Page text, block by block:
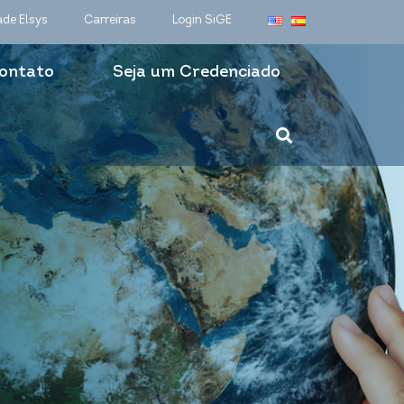
Elsys Carreiras Login SiGE
Seja um Credenciado